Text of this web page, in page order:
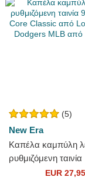
(5)
New Era
Καπέλα καμπύλη
ρυθμιζόμενη ταινία
9TWENTY Core
EUR 27,95